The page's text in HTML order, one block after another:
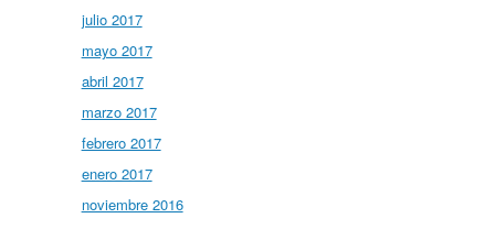
julio 2017
mayo 2017
abril 2017
marzo 2017
febrero 2017
enero 2017
noviembre 2016